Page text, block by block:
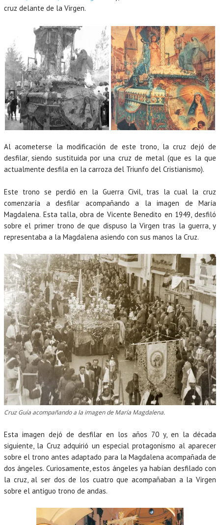
cruz delante de la Virgen.
Al acometerse la modificación de este trono, la cruz dejó de
desfilar, siendo sustituida por una cruz de metal (que es la que
actualmente desfila en la carroza del Triunfo del Cristianismo).
Este trono se perdió en la Guerra Civil, tras la cual la cruz
comenzaría a desfilar acompañando a la imagen de María
Magdalena. Esta talla, obra de Vicente Benedito en 1949, desfiló
sobre el primer trono de que dispuso la Virgen tras la guerra, y
representaba a la Magdalena asiendo con sus manos la Cruz.
Cruz Guía acompañando a la imagen de María Magdalena.
Esta imagen dejó de desfilar en los años 70 y, en la década
siguiente, la Cruz adquirió un especial protagonismo al aparecer
sobre el trono antes adaptado para la Magdalena acompañada de
dos ángeles. Curiosamente, estos ángeles ya habían desfilado con
la cruz, al ser dos de los cuatro que acompañaban a la Virgen
sobre el antiguo trono de andas.